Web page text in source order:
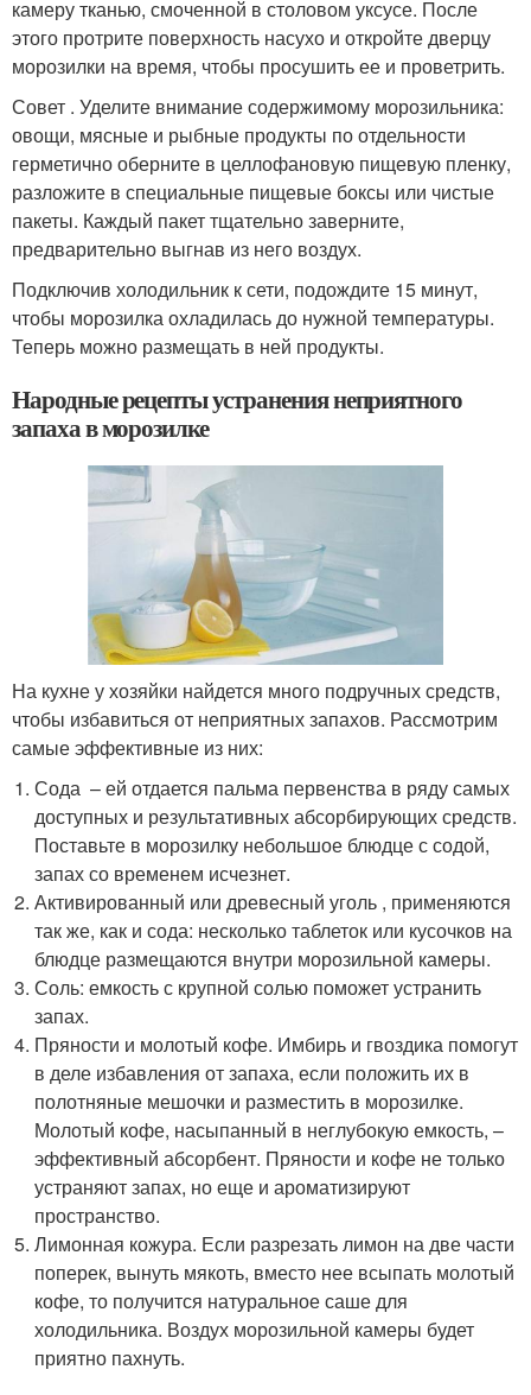
камеру тканью, смоченной в столовом уксусе. После
этого протрите поверхность насухо и откройте дверцу
морозилки на время, чтобы просушить ее и проветрить.
Совет . Уделите внимание содержимому морозильника:
овощи, мясные и рыбные продукты по отдельности
герметично оберните в целлофановую пищевую пленку,
разложите в специальные пищевые боксы или чистые
пакеты. Каждый пакет тщательно заверните,
предварительно выгнав из него воздух.
Подключив холодильник к сети, подождите 15 минут,
чтобы морозилка охладилась до нужной температуры.
Теперь можно размещать в ней продукты.
Народные рецепты устранения неприятного
запаха в морозилке
На кухне у хозяйки найдется много подручных средств,
чтобы избавиться от неприятных запахов. Рассмотрим
самые эффективные из них:
Сода – ей отдается пальма первенства в ряду самых
доступных и результативных абсорбирующих средств.
Поставьте в морозилку небольшое блюдце с содой,
запах со временем исчезнет.
Активированный или древесный уголь , применяются
так же, как и сода: несколько таблеток или кусочков на
блюдце размещаются внутри морозильной камеры.
Соль: емкость с крупной солью поможет устранить
запах.
Пряности и молотый кофе. Имбирь и гвоздика помогут
в деле избавления от запаха, если положить их в
полотняные мешочки и разместить в морозилке.
Молотый кофе, насыпанный в неглубокую емкость, –
эффективный абсорбент. Пряности и кофе не только
устраняют запах, но еще и ароматизируют
пространство.
Лимонная кожура. Если разрезать лимон на две части
поперек, вынуть мякоть, вместо нее всыпать молотый
кофе, то получится натуральное саше для
холодильника. Воздух морозильной камеры будет
приятно пахнуть.